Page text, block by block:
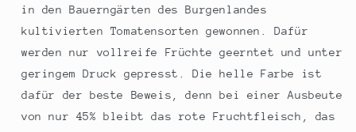
in den Bauerngärten des Burgenlandes
kultivierten Tomatensorten gewonnen. Dafür
werden nur vollreife Früchte geerntet und unter
geringem Druck gepresst. Die helle Farbe ist
dafür der beste Beweis, denn bei einer Ausbeute
von nur 45% bleibt das rote Fruchtfleisch, das